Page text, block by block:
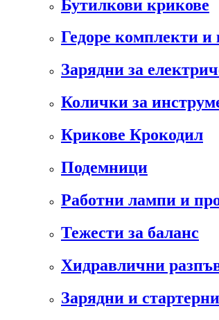
Бутилкови крикове
Гедоре комплекти
Зарядни за
Колички за
Крикове Крокодил
Подемници
Работни лампи и
Тежести за баланс
Хидравлични
Зарядни и